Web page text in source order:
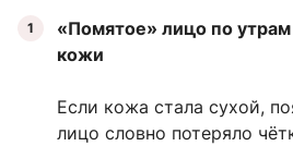
«Помятое» лицо по утрам
кожи
Если кожа стала сухой,
лицо словно потеряло